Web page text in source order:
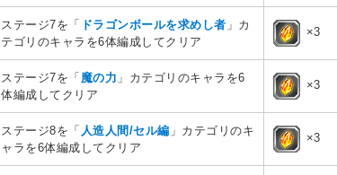
ステージ7を「 ドラゴンボールを求めし者 」カ
テゴリのキャラを6体編成してクリア
×3
ステージ7を「 魔の力 」カテゴリのキャラを6
体編成してクリア
×3
ステージ8を「 人造人間/セル編 」カテゴリのキ
ャラを6体編成してクリア
×3